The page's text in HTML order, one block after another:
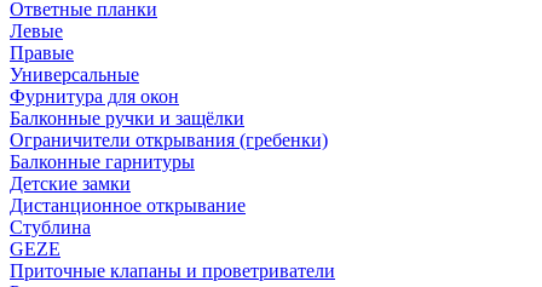
Ответные планки
Левые
Правые
Универсальные
Фурнитура для окон
Балконные ручки и защёлки
Ограничители открывания (гребенки)
Балконные гарнитуры
Детские замки
Дистанционное открывание
Стублина
GEZE
Приточные клапаны и проветриватели